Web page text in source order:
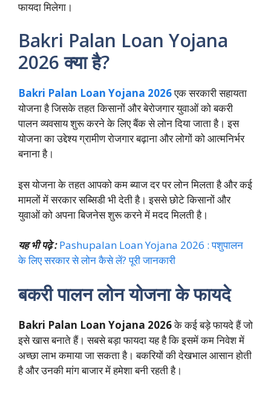
फायदा मिलेगा।
Bakri Palan Loan Yojana
2026 क्या है?
Bakri Palan Loan Yojana 2026एक सरकारी सहायता
योजना है जिसके तहत किसानों और बेरोजगार युवाओं को बकरी
पालन व्यवसाय शुरू करने के लिए बैंक से लोन दिया जाता है। इस
योजना का उद्देश्य ग्रामीण रोजगार बढ़ाना और लोगों को आत्मनिर्भर
बनाना है।
इस योजना के तहत आपको कम ब्याज दर पर लोन मिलता है और कई
मामलों में सरकार सब्सिडी भी देती है। इससे छोटे किसानों और
युवाओं को अपना बिजनेस शुरू करने में मदद मिलती है।
यह भी पढ़े : Pashupalan Loan Yojana 2026 : पशुपालन
के लिए सरकार से लोन कैसे लें? पूरी जानकारी
बकरी पालन लोन योजना के फायदे
Bakri Palan Loan Yojana 2026के कई बड़े फायदे हैं जो
इसे खास बनाते हैं। सबसे बड़ा फायदा यह है कि इसमें कम निवेश में
अच्छा लाभ कमाया जा सकता है। बकरियों की देखभाल आसान होती
है और उनकी मांग बाजार में हमेशा बनी रहती है।